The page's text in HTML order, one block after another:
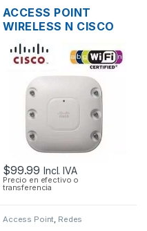
ACCESS POINT
WIRELESS N CISCO
AIRONET AIR-
AP1262N-A-K9 DUAL
BAND 600MBPS
GIGABIT SOPORTE
POE
$99.99 Incl. IVA
Precio en efectivo o
transferencia
Access Point Redes